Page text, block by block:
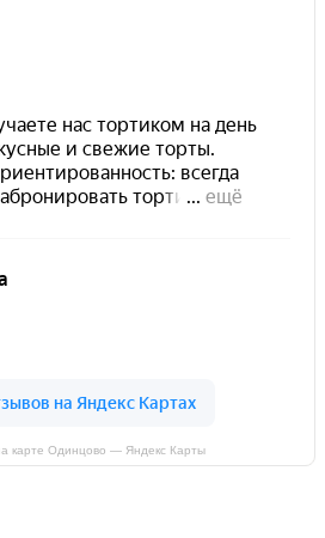
карте Одинцово — Яндекс Карты